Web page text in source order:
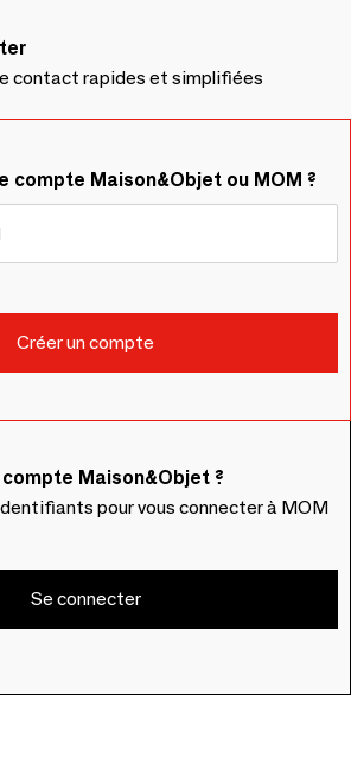
contact rapides et simplifiées
compte Maison&Objet ou MOM ?
Maison&Objet ?
pour vous connecter à MOM
Se connecter